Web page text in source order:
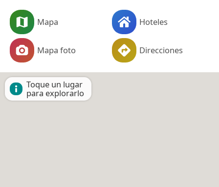
Mapa Hoteles
Mapa foto Direcciones
Toque un lugar
para explorarlo